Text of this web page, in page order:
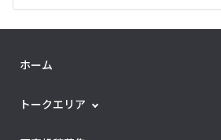
ホーム
トークエリア